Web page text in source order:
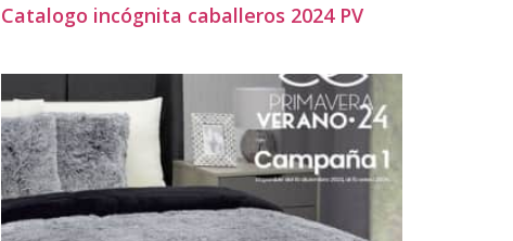
Catalogo incógnita caballeros 2024 PV